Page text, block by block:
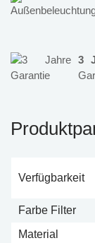
3
Verfügbarkeit
Farbe Filter
Material